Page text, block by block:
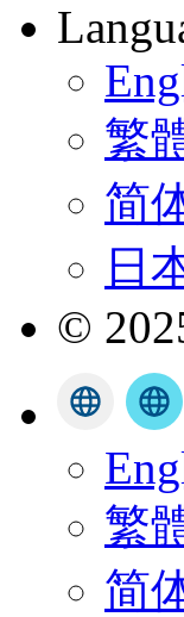
繁
简
日
©
繁
简